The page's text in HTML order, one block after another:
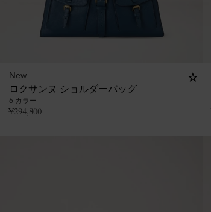
New
ロクサンヌ ショルダーバッグ
6 カラー
¥294,800